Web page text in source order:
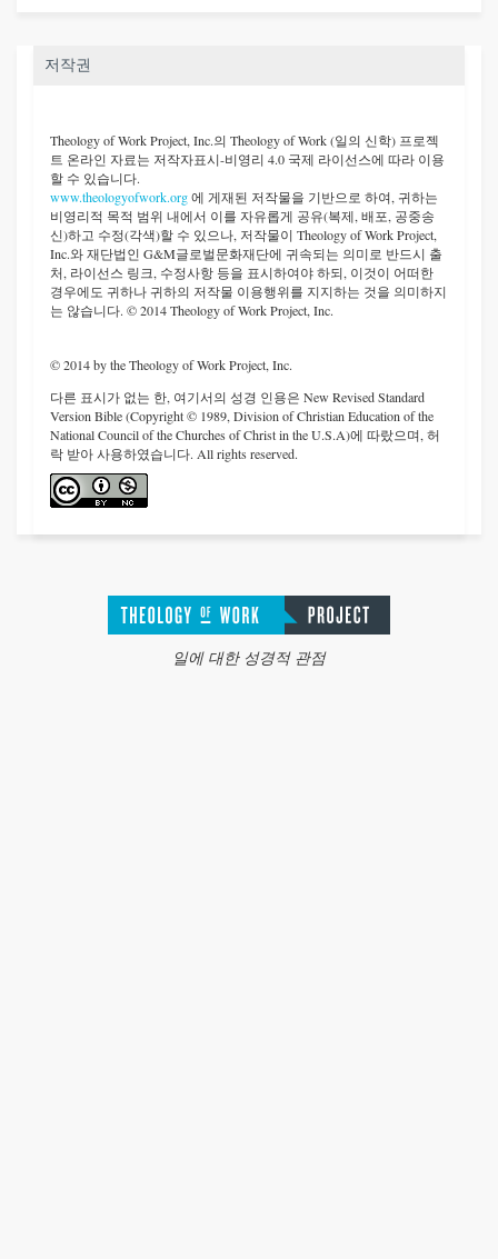
저작권
Theology of Work Project, Inc.의 Theology of Work (일의 신학) 프로젝
트 온라인 자료는 저작자표시-비영리 4.0 국제 라이선스에 따라 이용
할 수 있습니다.
www.theologyofwork.org에 게재된 저작물을 기반으로 하여, 귀하는
비영리적 목적 범위 내에서 이를 자유롭게 공유(복제, 배포, 공중송
신)하고 수정(각색)할 수 있으나, 저작물이 Theology of Work Project,
Inc.와 재단법인 G&M글로벌문화재단에 귀속되는 의미로 반드시 출
처, 라이선스 링크, 수정사항 등을 표시하여야 하되, 이것이 어떠한
경우에도 귀하나 귀하의 저작물 이용행위를 지지하는 것을 의미하지
는 않습니다. © 2014 Theology of Work Project, Inc.
© 2014 by the Theology of Work Project, Inc.
다른 표시가 없는 한, 여기서의 성경 인용은 New Revised Standard
Version Bible (Copyright © 1989, Division of Christian Education of the
National Council of the Churches of Christ in the U.S.A)에 따랐으며, 허
락 받아 사용하였습니다. All rights reserved.
일에 대한 성경적 관점